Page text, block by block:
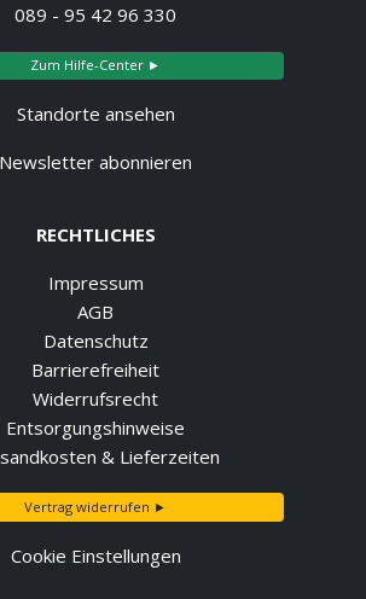
089 - 95 42 96 330
Zum Hilfe-Center ►
Standorte ansehen
Newsletter abonnieren
RECHTLICHES
Impressum
AGB
Datenschutz
Barrierefreiheit
Widerrufsrecht
Entsorgungshinweise
& Lieferzeiten
Vertrag widerrufen ►
Cookie Einstellungen